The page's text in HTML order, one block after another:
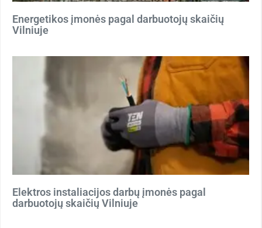
Energetikos įmonės pagal darbuotojų skaičių
Vilniuje
Elektros instaliacijos darbų įmonės pagal
darbuotojų skaičių Vilniuje